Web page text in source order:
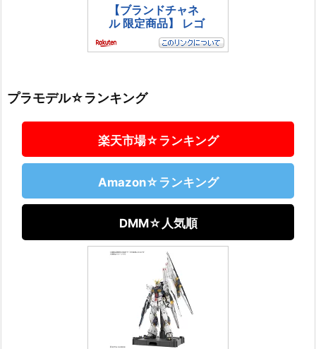
プラモデル☆ランキング
楽天市場☆ランキング
Amazon☆ランキング
DMM☆人気順